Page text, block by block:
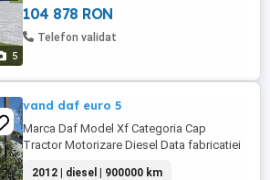
5
104 878 RON
Telefon validat
vand daf euro 5
Marca Daf Model Xf Categoria Cap
Tractor Motorizare Diesel Data fabricatiei
2012 | diesel | 900000 km